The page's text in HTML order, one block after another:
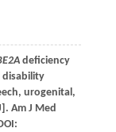
deficiency
disability
urogenital,
Am J Med